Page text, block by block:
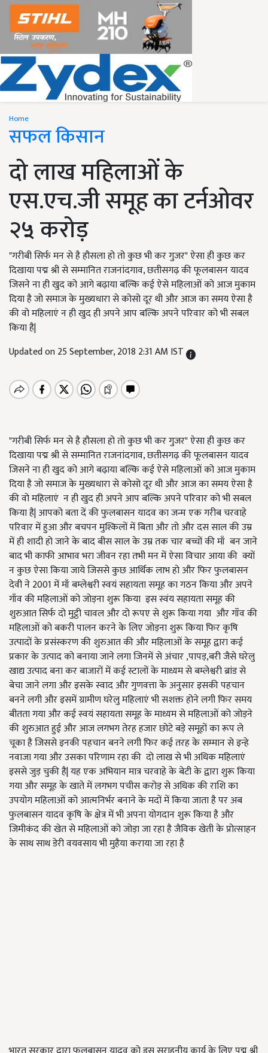
Home
सफल किसान
दो लाख महिलाओं के
एस.एच.जी समूह का टर्नओवर
२५ करोड़
"गरीबी सिर्फ मन से है हौसला हो तो कुछ भी कर गुजर" ऐसा ही कुछ कर
दिखाया पद्म श्री से सम्मानित राजनांदगाव, छतीसगढ़ की फूलबासन यादव
जिसने ना ही खुद को आगे बढ़ाया बल्कि कई ऐसे महिलाओं को आज मुकाम
दिया है जो समाज के मुख्यधारा से कोसो दूर थी और आज का समय ऐसा है
की वो महिलाएं न ही खुद ही अपने आप बल्कि अपने परिवार को भी सबल
किया है|
Updated on 25 September, 2018 2:31 AM IST
"गरीबी सिर्फ मन से है हौसला हो तो कुछ भी कर गुजर" ऐसा ही कुछ कर
दिखाया पद्म श्री से सम्मानित राजनांदगाव, छतीसगढ़ की फूलबासन यादव
जिसने ना ही खुद को आगे बढ़ाया बल्कि कई ऐसे महिलाओं को आज मुकाम
दिया है जो समाज के मुख्यधारा से कोसो दूर थी और आज का समय ऐसा है
की वो महिलाएं न ही खुद ही अपने आप बल्कि अपने परिवार को भी सबल
किया है| आपको बता दें की फुलबासन यादव का जन्म एक गरीब चरवाहे
परिवार में हुआ और बचपन मुश्किलों में बिता और तो और दस साल की उम्र
में ही शादी हो जाने के बाद बीस साल के उम्र तक चार बच्चों की माँ बन जाने
बाद भी काफी आभाव भरा जीवन रहा तभी मन में ऐसा विचार आया की क्यों
न कुछ ऐसा किया जाये जिससे कुछ आर्थिक लाभ हो और फिर फुलबासन
देवी ने 2001 में माँ बम्लेश्वरी स्वयं सहायता समूह का गठन किया और अपने
गाँव की महिलाओं को जोड़ना शुरू किया इस स्वंय सहायता समूह की
शुरुआत सिर्फ दो मुट्ठी चावल और दो रूपए से शुरू किया गया और गॉंव की
महिलाओं को बकरी पालन करने के लिए जोड़ना शुरू किया फिर कृषि
उत्पादों के प्रसंस्करण की शुरुआत की और महिलाओं के समूह द्वारा कई
प्रकार के उत्पाद को बनाया जाने लगा जिनमें से अंचार ,पापड़,बरी जैसे घरेलु
खाद्य उत्पाद बना कर बाजारों में कई स्टालों के माध्यम से बम्लेश्वरी ब्रांड से
बेचा जाने लगा और इसके स्वाद और गुणवत्ता के अनुसार इसकी पहचान
बनने लगी और इसमें ग्रामीण घरेलु महिलाएं भी सशक्त होने लगी फिर समय
बीतता गया और कई स्वयं सहायता समूह के माध्यम से महिलाओं को जोड़ने
की शुरुआत हुई और आज लगभग तेरह हजार छोटे बड़े समूहों का रूप ले
चूका है जिससे इनकी पहचान बनने लगी फिर कई तरह के सम्मान से इन्हे
नवाजा गया और उसका परिणाम रहा की दो लाख से भी अधिक महिलाएं
इससे जुड़ चुकी है| यह एक अभियान मात्र चरवाहे के बेटी के द्वारा शुरू किया
गया और समूह के खाते में लगभग पचीस करोड़ से अधिक की राशि का
उपयोग महिलाओं को आत्मनिर्भर बनाने के मदों में किया जाता है पर अब
फुलबासन यादव कृषि के क्षेत्र में भी अपना योगदान शुरू किया है और
जिमीकंद की खेत से महिलाओं को जोड़ा जा रहा है जैविक खेती के प्रोत्साहन
के साथ साथ डेरी वयवसाय भी मुहैया कराया जा रहा है